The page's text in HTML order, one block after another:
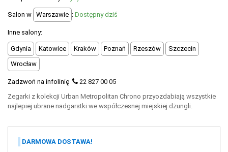
Salon w Warszawie : Dostępny dziś
Inne salony:
Gdynia Katowice Kraków Poznań Rzeszów
Szczecin
Wrocław
Zadzwoń na infolinię
22 827 00 05
Zegarki z kolekcji Urban Metropolitan Chrono przyozdabiają wszystkie
najlepiej ubrane nadgarstki we współczesnej miejskiej dżungli.
DARMOWA DOSTAWA!